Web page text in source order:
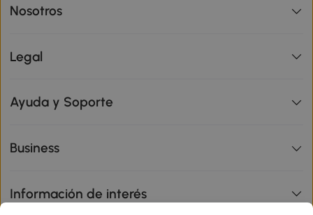
Nosotros
Legal
Ayuda y Soporte
Business
Información de interés